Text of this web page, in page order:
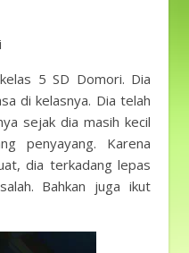
5 SD Domori. Dia
di kelasnya. Dia telah
sejak dia masih kecil
penyayang. Karena
dia terkadang lepas
Bahkan juga ikut